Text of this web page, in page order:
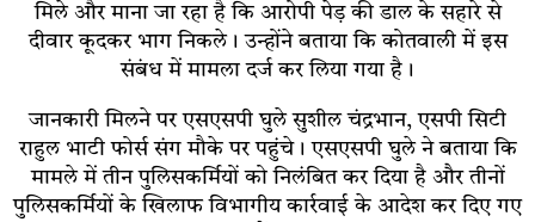
मिले और माना जा रहा है कि आरोपी पेड़ की डाल के सहारे से
दीवार कूदकर भाग निकले। उन्होंने बताया कि कोतवाली में इस
संबंध में मामला दर्ज कर लिया गया है।
जानकारी मिलने पर एसएसपी घुले सुशील चंद्रभान, एसपी सिटी
राहुल भाटी फोर्स संग मौके पर पहुंचे। एसएसपी घुले ने बताया कि
मामले में तीन पुलिसकर्मियों को निलंबित कर दिया है और तीनों
पुलिसकर्मियों के खिलाफ विभागीय कार्रवाई के आदेश कर दिए गए